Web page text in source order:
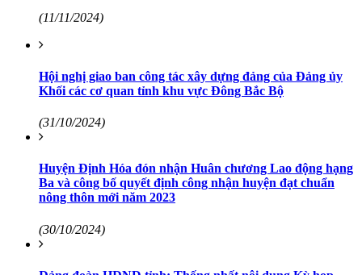
(11/11/2024)
Hội nghị giao ban công tác xây dựng đảng của Đảng ủy
Khối các cơ quan tỉnh khu vực Đông Bắc Bộ
(31/10/2024)
Huyện Định Hóa đón nhận Huân chương Lao động hạng
Ba và công bố quyết định công nhận huyện đạt chuẩn
nông thôn mới năm 2023
(30/10/2024)